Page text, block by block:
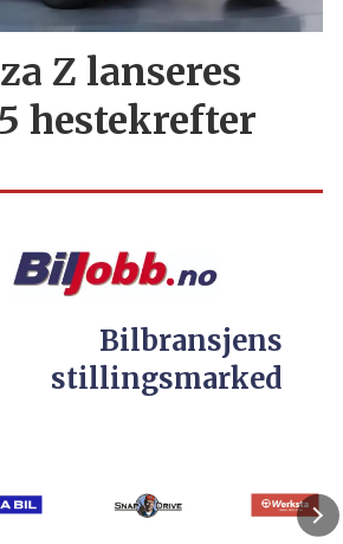
Z lanseres
hestekrefter
Bilbransjens
stillingsmarked